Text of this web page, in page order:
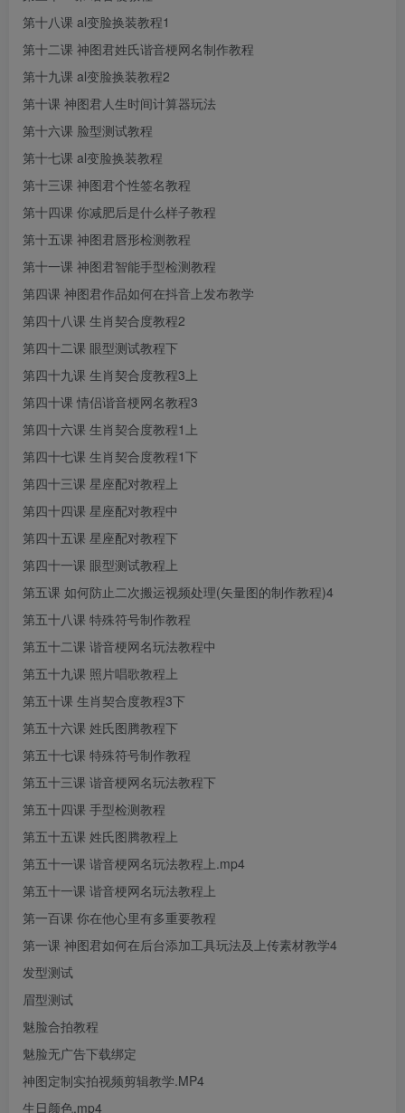
第十八课 al变脸换装教程1
第十二课 神图君姓氏谐音梗网名制作教程
第十九课 al变脸换装教程2
第十课 神图君人生时间计算器玩法
第十六课 脸型测试教程
第十七课 al变脸换装教程
第十三课 神图君个性签名教程
第十四课 你减肥后是什么样子教程
第十五课 神图君唇形检测教程
第十一课 神图君智能手型检测教程
第四课 神图君作品如何在抖音上发布教学
第四十八课 生肖契合度教程2
第四十二课 眼型测试教程下
第四十九课 生肖契合度教程3上
第四十课 情侣谐音梗网名教程3
第四十六课 生肖契合度教程1上
第四十七课 生肖契合度教程1下
第四十三课 星座配对教程上
第四十四课 星座配对教程中
第四十五课 星座配对教程下
第四十一课 眼型测试教程上
第五课 如何防止二次搬运视频处理(矢量图的制作教程)4
第五十八课 特殊符号制作教程
第五十二课 谐音梗网名玩法教程中
第五十九课 照片唱歌教程上
第五十课 生肖契合度教程3下
第五十六课 姓氏图腾教程下
第五十七课 特殊符号制作教程
第五十三课 谐音梗网名玩法教程下
第五十四课 手型检测教程
第五十五课 姓氏图腾教程上
第五十一课 谐音梗网名玩法教程上.mp4
第五十一课 谐音梗网名玩法教程上
第一百课 你在他心里有多重要教程
第一课 神图君如何在后台添加工具玩法及上传素材教学4
发型测试
眉型测试
魅脸合拍教程
魅脸无广告下载绑定
神图定制实拍视频剪辑教学.MP4
生日颜色.mp4